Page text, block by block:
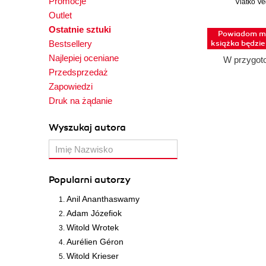
Outlet
Ostatnie sztuki
Bestsellery
Najlepiej oceniane
Przedsprzedaż
Zapowiedzi
Druk na żądanie
Wyszukaj autora
Popularni autorzy
Anil Ananthaswamy
Adam Józefiok
Witold Wrotek
Aurélien Géron
Witold Krieser
pięć dróg
Vlatko
Powiadom
książka
W